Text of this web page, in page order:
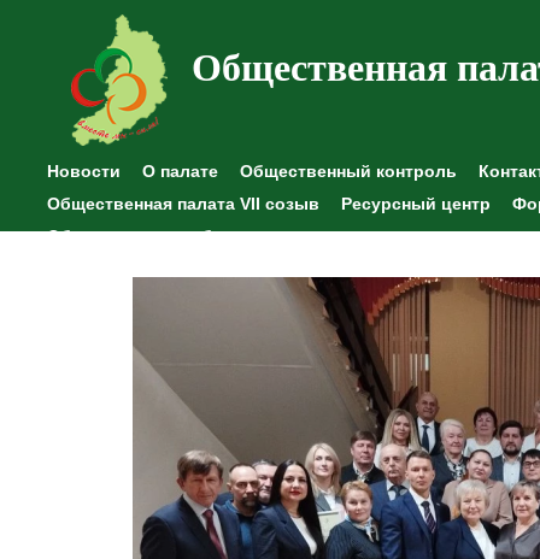
Общественная
Новости О палате Общественный контроль
Общественная палата VII созыв
Ресурсный центр
Общественные наблюдения